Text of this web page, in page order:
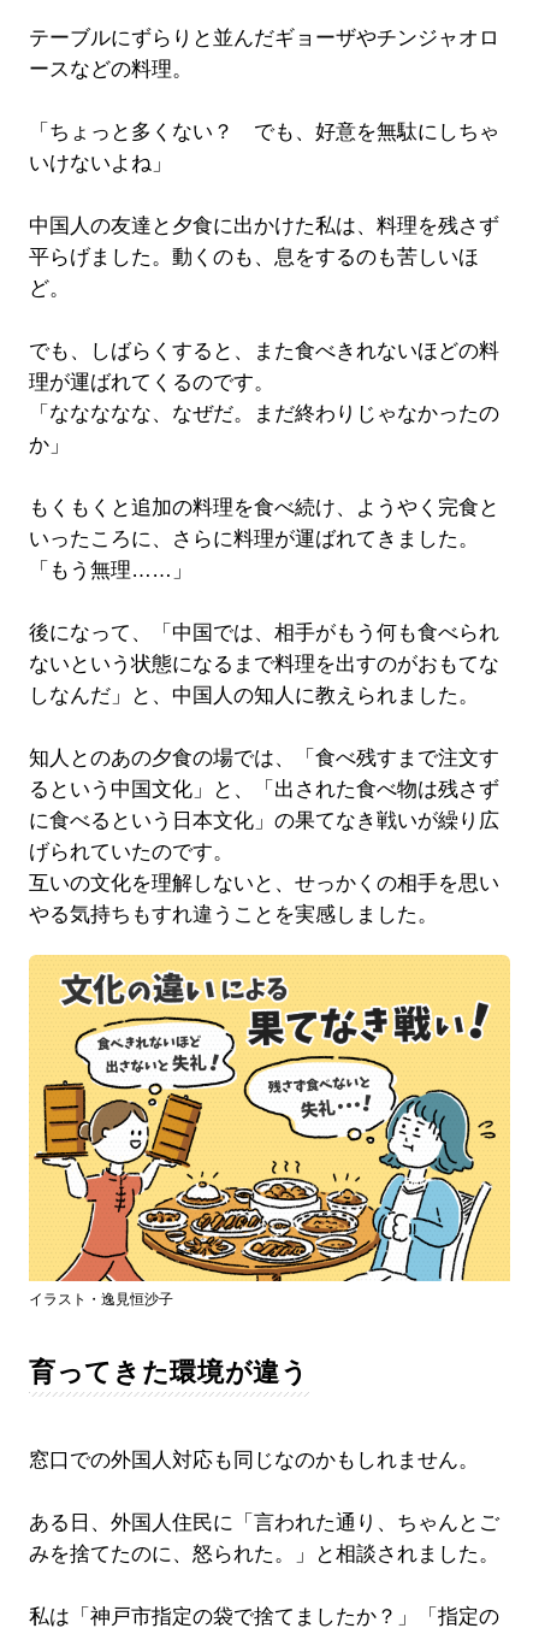
テーブルにずらりと並んだギョーザやチンジャオロ
ースなどの料理。
「ちょっと多くない？ でも、好意を無駄にしちゃ
いけないよね」
中国人の友達と夕食に出かけた私は、料理を残さず
平らげました。動くのも、息をするのも苦しいほ
ど。
でも、しばらくすると、また食べきれないほどの料
理が運ばれてくるのです。
「ななななな、なぜだ。まだ終わりじゃなかったの
か」
もくもくと追加の料理を食べ続け、ようやく完食と
いったころに、さらに料理が運ばれてきました。
「もう無理……」
後になって、「中国では、相手がもう何も食べられ
ないという状態になるまで料理を出すのがおもてな
しなんだ」と、中国人の知人に教えられました。
知人とのあの夕食の場では、「食べ残すまで注文す
るという中国文化」と、「出された食べ物は残さず
に食べるという日本文化」の果てなき戦いが繰り広
げられていたのです。
互いの文化を理解しないと、せっかくの相手を思い
やる気持ちもすれ違うことを実感しました。
イラスト・逸見恒沙子
育ってきた環境が違う
窓口での外国人対応も同じなのかもしれません。
ある日、外国人住民に「言われた通り、ちゃんとご
みを捨てたのに、怒られた。」と相談されました。
私は「神戸市指定の袋で捨てましたか？」「指定の